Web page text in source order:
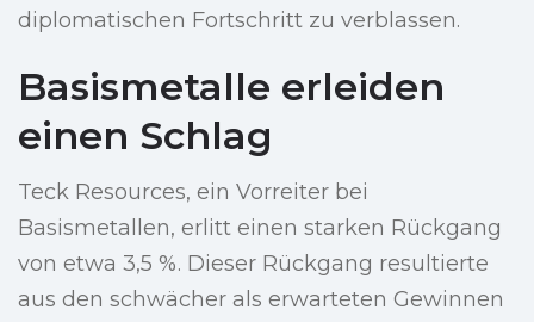
diplomatischen Fortschritt zu verblassen.
Basismetalle erleiden
einen Schlag
Teck Resources, ein Vorreiter bei
Basismetallen, erlitt einen starken Rückgang
von etwa 3,5 %. Dieser Rückgang resultierte
aus den schwächer als erwarteten Gewinnen